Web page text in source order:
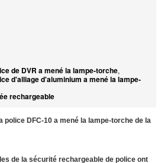
de DVR a mené la lampe-torche,
d'alliage d'aluminium a mené la lampe-
rechargeable
DFC-10 a mené la lampe-torche de la
de la sécurité rechargeable de police ont